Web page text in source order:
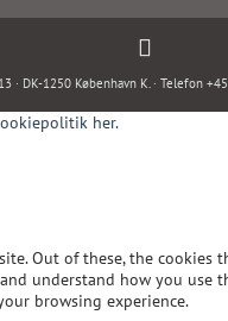
· DK-1250 København K. · Telefon
her.
Out of these, the
understand how you
browsing experience.